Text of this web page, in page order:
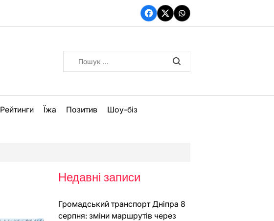
Facebook
TwitterWhatsApp
Рейтинги Їжа Позитив Шоу-біз
Недавні записи
Громадський транспорт Дніпра 8
серпня: зміни маршрутів через